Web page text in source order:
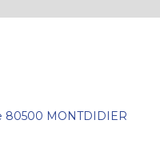
80500 MONTDIDIER